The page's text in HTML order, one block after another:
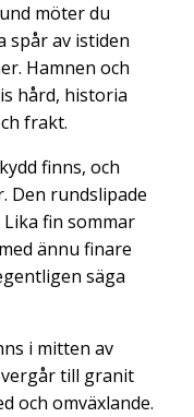
möter du
spår av istiden
Hamnen och
hård, historia
frakt.
finns, och
Den rundslipade
fin sommar
ännu finare
säga
i mitten av
till granit
och omväxlande.